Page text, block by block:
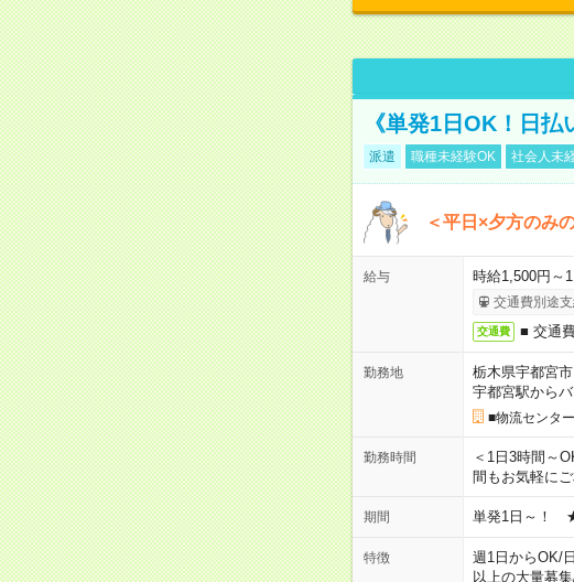
《単発1日OK！日
派遣 職種未経験OK 社会人未
＜平日×夕方のみ
給与 時給1,500円～
交通費別途支
交通費 ■ 交通
勤務地
栃木県宇都宮市
宇都宮駅から
■物流センタ
勤務時間
＜1日3時間～
間もお気軽に
期間 単発1日～！
特徴 週1日からOK/
以上の大量募集